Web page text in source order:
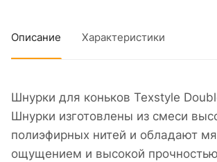
Описание Характеристики
Шнурки для коньков Texstyle
Шнурки изготовлены из смеси
полиэфирных нитей и обладают
ощущением и высокой